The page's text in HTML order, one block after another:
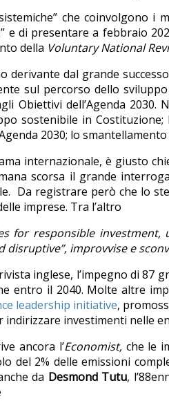
che coinvolgono
e di presentare a febbraio
della Voluntary National
derivante dal grande
sul percorso dello
Obiettivi dell’Agenda
sostenibile in
2030; lo
internazionale, è giusto
scorsa il grande
Da registrare però che lo
imprese. Tra l’altro
for responsible
disruptive”, improvvise e
inglese, l’impegno di 87
entro il 2040. Molte altre
leadership initiative,
indirizzare investimenti nelle
ancora l’Economist, che le
del 2% delle emissioni
da Desmond Tutu,